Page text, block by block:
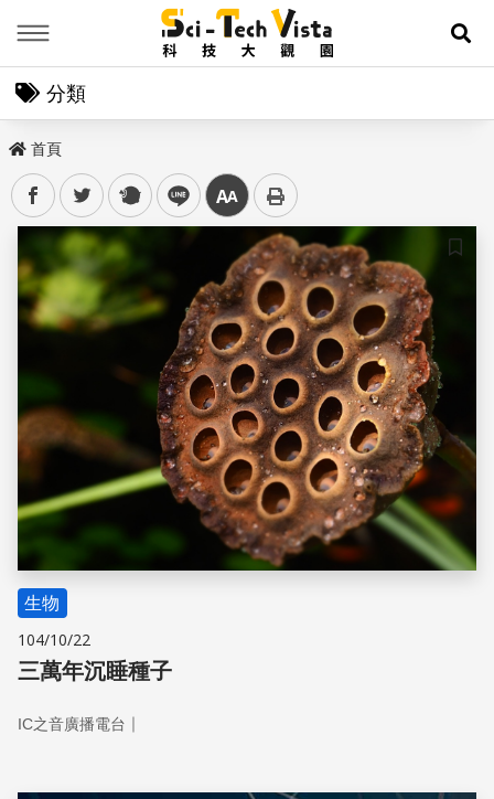
展
分類
首頁
facebooktwitter plurk line 中
儲存
生物
104/10/22
三萬年沉睡種子
IC之音廣播電台 ｜